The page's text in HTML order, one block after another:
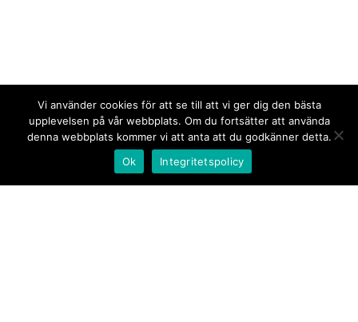
Vi använder cookies för att se till att vi ger dig den bästa
upplevelsen på vår webbplats. Om du fortsätter att använda
denna webbplats kommer vi att anta att du godkänner detta.
Ok
Integritetspolicy